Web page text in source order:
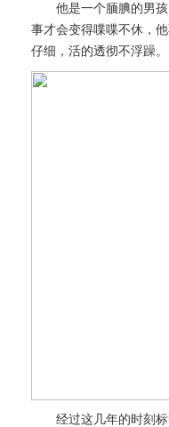
他是一个腼腆的男孩
事才会变得喋喋不休，
仔细，活的透彻不浮躁。
经过这几年的时刻标